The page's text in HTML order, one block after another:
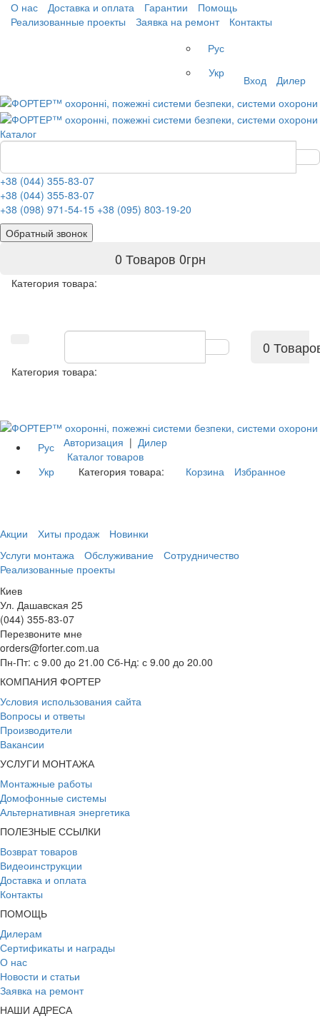
О нас Доставка и оплата Гарантии
Помощь
Реализованные проекты
Заявка на ремонт
Контакты
Рус
Укр
Вход Дилер
Каталог
+38 (044) 355-83-07
+38 (044) 355-83-07
+38 (098) 971-54-15 +38 (095) 803-19-20
Обратный звонок
0 Товаров 0грн
Категория товара:
0
Категория товара:
Рус
Укр
Авторизация | Дилер
Каталог товаров
Категория товара:
Корзина Избранное
Акции Хиты продаж
Новинки
Услуги монтажа
Обслуживание
Сотрудничество
Реализованные проекты
Киев
Ул. Дашавская 25
(044) 355-83-07
Перезвоните мне
orders@forter.com.ua
Пн-Пт: с 9.00 до 21.00 Сб-Нд: с 9.00 до 20.00
КОМПАНИЯ ФОРТЕР
Условия использования сайта
Вопросы и ответы
Производители
Вакансии
УСЛУГИ МОНТАЖА
Монтажные работы
Домофонные системы
Альтернативная энергетика
ПОЛЕЗНЫЕ ССЫЛКИ
Возврат товаров
Видеоинструкции
Доставка и оплата
Контакты
ПОМОЩЬ
Дилерам
Сертификаты и награды
О нас
Новости и статьи
Заявка на ремонт
НАШИ АДРЕСА